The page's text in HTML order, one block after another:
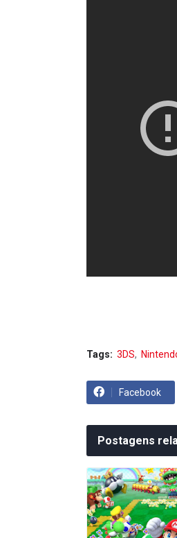
Tags: 3DS
Facebook
Postagens